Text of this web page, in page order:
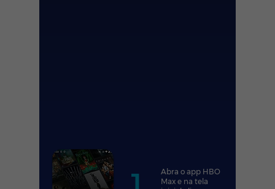
Abra o app HBO
Max e na tela